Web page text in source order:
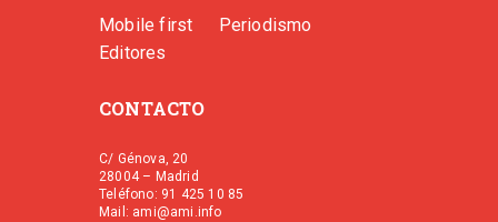
Mobile first
Periodismo
Editores
CONTACTO
C/ Génova, 20
28004 – Madrid
Teléfono: 91 425 10 85
Mail: ami@ami.info